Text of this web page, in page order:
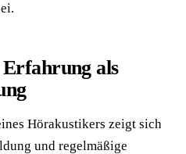
als
Hörakustikers zeigt sich
und regelmäßige